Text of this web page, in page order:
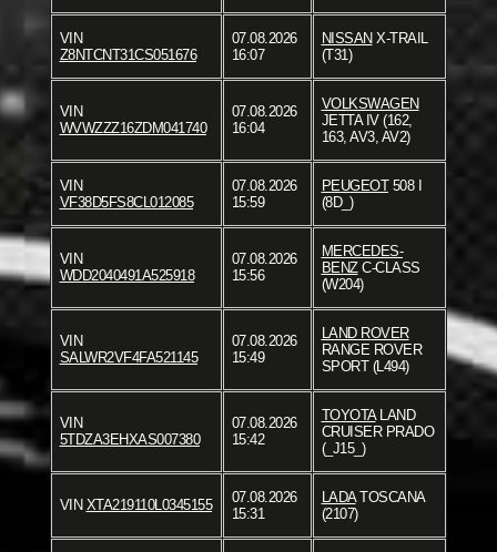
VIN
Z8NTCNT31CS051676
07.08.2026
16:07
NISSAN X-TRAIL
(T31)
VIN
WVWZZZ16ZDM041740
07.08.2026
16:04
VOLKSWAGEN
JETTA IV (162,
163, AV3, AV2)
VIN
VF38D5FS8CL012085
07.08.2026
15:59
PEUGEOT508 I
(8D_)
VIN
WDD2040491A525918
07.08.2026
15:56
MERCEDES-
BENZC-CLASS
(W204)
VIN
SALWR2VF4FA521145
07.08.2026
15:49
LAND ROVER
RANGE ROVER
SPORT (L494)
VIN
5TDZA3EHXAS007380
07.08.2026
15:42
TOYOTALAND
CRUISER PRADO
(_J15_)
VIN XTA219110L0345155
07.08.2026
15:31
LADATOSCANA
(2107)